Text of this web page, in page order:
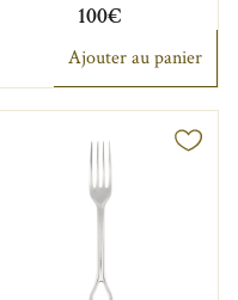
100€
Ajouter au panier